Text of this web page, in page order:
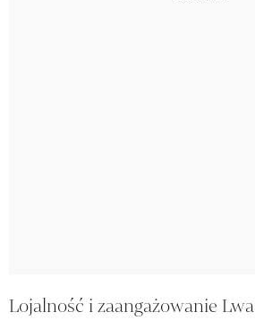
Lojalność i zaangażowanie Lwa